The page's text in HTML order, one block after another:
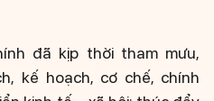
đã kịp thời tham mưu,
kế hoạch, cơ chế, chính